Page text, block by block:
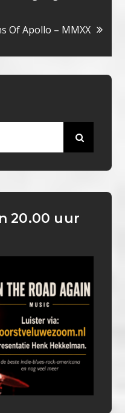
Of Apollo – MMXX
20.00 uur